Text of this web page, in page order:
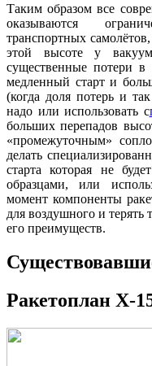
Таким образом все
оказываются
транспортных
этой высоте у
существенные потери в
медленный старт и
(когда доля потерь и
надо или использовать с
больших перепадов
«промежуточным»
делать
старта которая не
образцами, или
момент компоненты
для воздушного и терять
его преимуществ.
Ракетоплан X-